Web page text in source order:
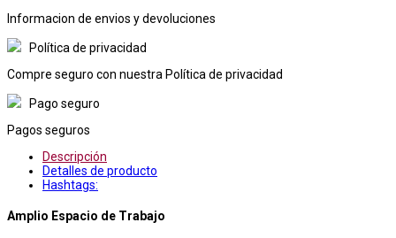
Informacion de envios y devoluciones
Política de privacidad
Compre seguro con nuestra Política de privacidad
Pago seguro
Pagos seguros
Descripción
Detalles de producto
Hashtags:
Amplio Espacio de Trabajo